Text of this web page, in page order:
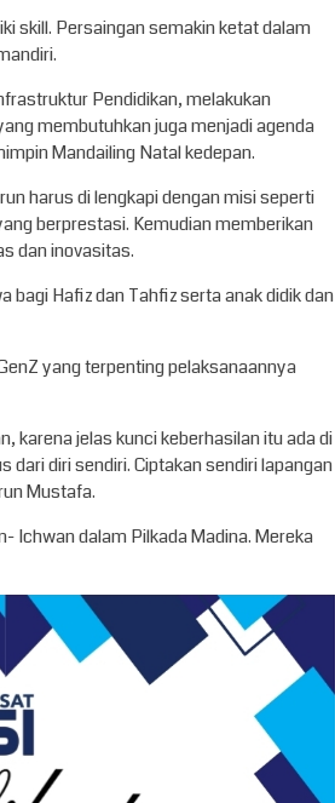
skill. Persaingan semakin ketat dalam
Pendidikan, melakukan
membutuhkan juga menjadi agenda
Mandailing Natal kedepan.
harus di lengkapi dengan misi seperti
berprestasi. Kemudian memberikan
dan inovasitas.
bagi Hafiz dan Tahfiz serta anak didik dan
yang terpenting pelaksanaannya
karena jelas kunci keberhasilan itu ada di
dari diri sendiri. Ciptakan sendiri lapangan
Mustafa.
Ichwan dalam Pilkada Madina. Mereka